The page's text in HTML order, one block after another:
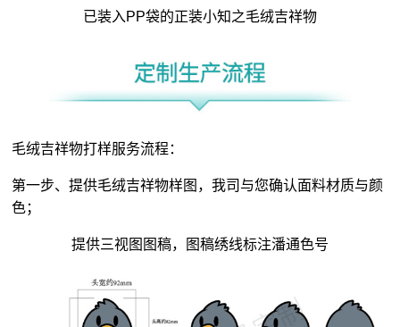
已装入PP袋的正装小知之毛绒吉祥物
毛绒吉祥物打样服务流程：
第一步、提供毛绒吉祥物样图，我司与您确认面料材质与颜
色；
提供三视图图稿，图稿绣线标注潘通色号